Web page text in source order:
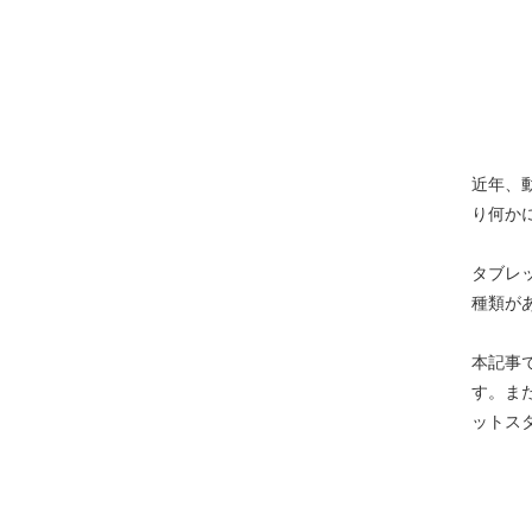
近年、
り何か
タブレ
種類が
本記事
す。ま
ットス